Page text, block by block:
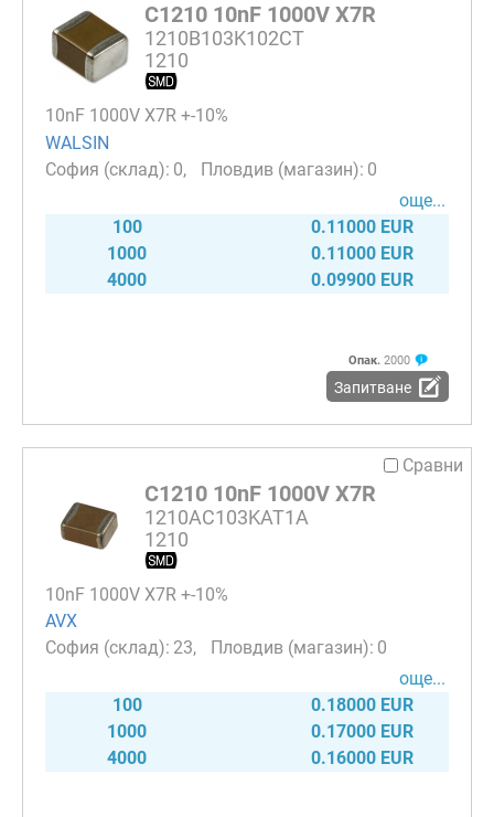
C1210 10nF 1000V X7R
1210B103K102CT
1210
10nF 1000V X7R +-10%
WALSIN
0
0
още...
100
0.11000 EUR
1000
0.11000 EUR
4000
0.09900 EUR
Опак. 2000
Запитване
Сравни
C1210 10nF 1000V X7R
1210AC103KAT1A
1210
10nF 1000V X7R +-10%
AVX
23
0
още...
100
0.18000 EUR
1000
0.17000 EUR
4000
0.16000 EUR